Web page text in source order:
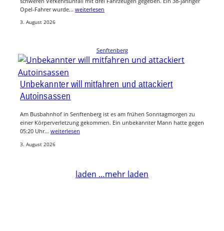
Opel-Fahrer wurde… weiterlesen
3. August 2026
Senftenberg
Unbekannter will mitfahren und attackiert
Autoinsassen
Am Busbahnhof in Senftenberg ist es am frühen Sonntagmorgen zu
einer Körperverletzung gekommen. Ein unbekannter Mann hatte gegen
05:20 Uhr… weiterlesen
3. August 2026
laden …mehr laden